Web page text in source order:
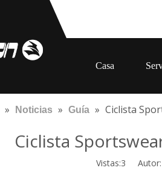
Casa
» Noticias » Guía » Ciclista
Ciclista
Vistas:3